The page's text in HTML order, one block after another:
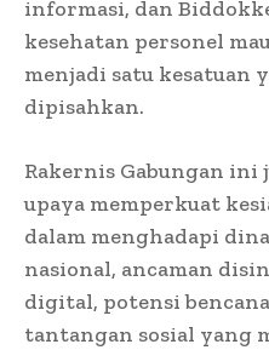
informasi, dan
kesehatan personel
menjadi satu kesatuan
dipisahkan.
Rakernis Gabungan ini
upaya memperkuat
dalam menghadapi
nasional, ancaman
digital, potensi
tantangan sosial yang